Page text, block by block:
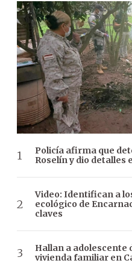
Policía afirma que
Roselín y dio detalles
Video: Identifican a
ecológico de
claves
Hallan a adolescente
vivienda familiar en